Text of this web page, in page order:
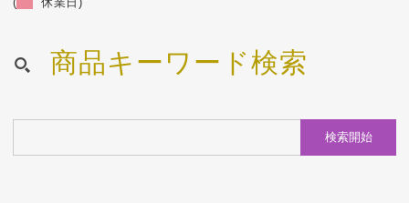
商品キーワード検索